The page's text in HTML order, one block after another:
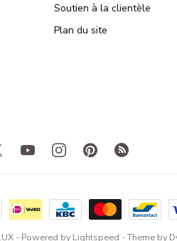
Soutien à la clientèle
Plan du site
- Powered by Lightspeed - Theme by